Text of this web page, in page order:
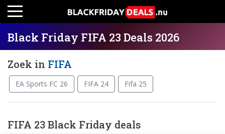
Black Friday FIFA 23 Deals 2026
Zoek in FIFA
EA Sports FC 26 FIFA 24 Fifa 25
FIFA 23 Black Friday deals